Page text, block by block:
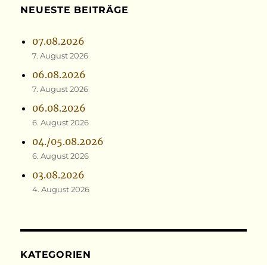
NEUESTE BEITRÄGE
07.08.2026
7. August 2026
06.08.2026
7. August 2026
06.08.2026
6. August 2026
04./05.08.2026
6. August 2026
03.08.2026
4. August 2026
KATEGORIEN